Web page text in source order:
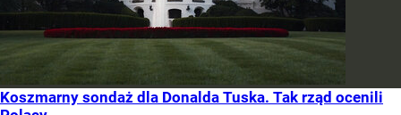
Koszmarny sondaż dla Donalda Tuska. Tak rząd ocenili